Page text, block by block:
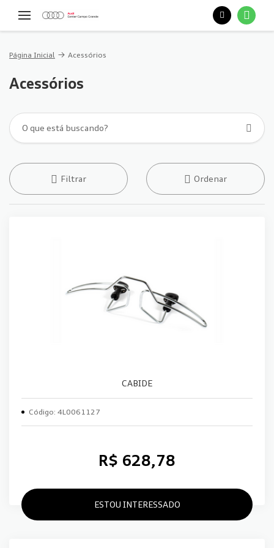
Página Inicial Acessórios
Acessórios
Filtrar Ordenar
CABIDE
Código: 4L0061127
R$ 628,78
ESTOU INTERESSADO